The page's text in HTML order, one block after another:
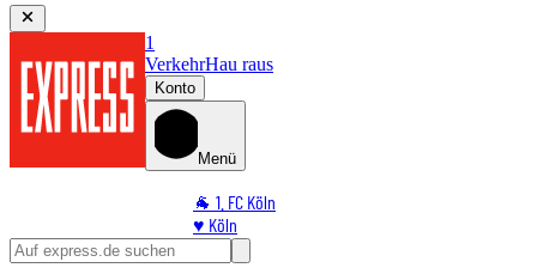
1
VerkehrHau raus
Konto
Menü
🐐 1. FC Köln
♥️ Köln
⭐ Promi